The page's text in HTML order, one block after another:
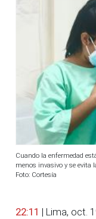
Cuando la enfermedad
menos invasivo y se evita
Foto: Cortesía
22:11 | Lima, oct.